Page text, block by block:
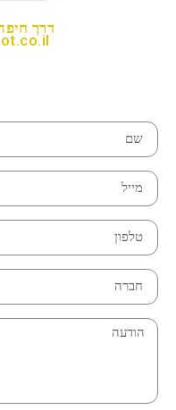
דרך חיפה 27, קריית